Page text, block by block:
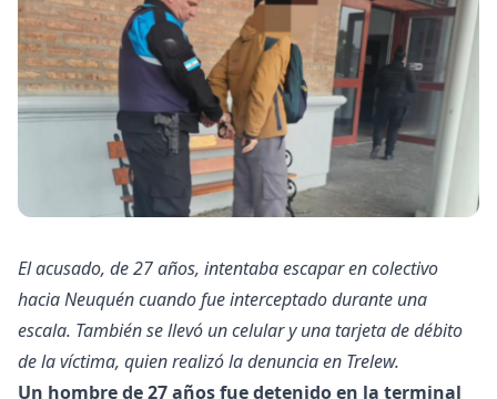
El acusado, de 27 años, intentaba escapar en colectivo
hacia Neuquén cuando fue interceptado durante una
escala. También se llevó un celular y una tarjeta de débito
de la víctima, quien realizó la denuncia en Trelew.
Un hombre de 27 años fue detenido en la terminal